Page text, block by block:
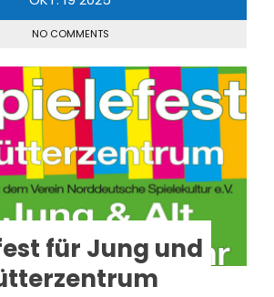
NO COMMENTS
für Jung und